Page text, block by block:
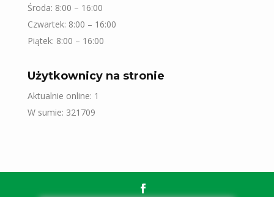
Środa: 8:00 – 16:00
Czwartek: 8:00 – 16:00
Piątek: 8:00 – 16:00
Użytkownicy na stronie
Aktualnie online: 1
W sumie: 321709